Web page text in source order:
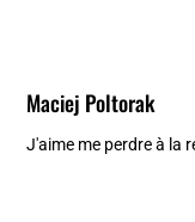
Maciej Poltorak
J'aime me perdre à la